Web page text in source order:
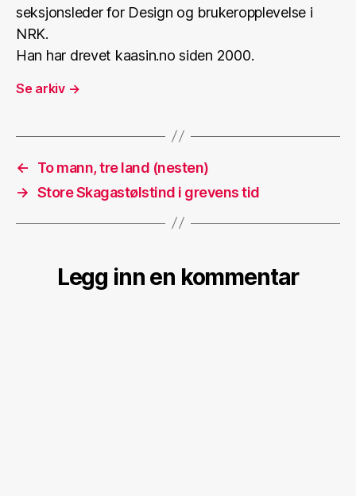
seksjonsleder for Design og brukeropplevelse i
NRK.
Han har drevet kaasin.no siden 2000.
Se arkiv →
←
To mann, tre land (nesten)
→ Store Skagastølstind i grevens tid
Legg inn en kommentar